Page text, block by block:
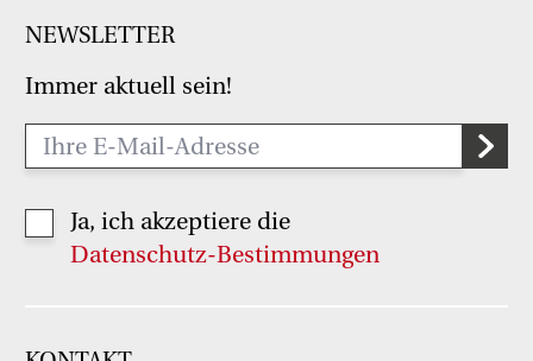
NEWSLETTER
Immer aktuell sein!
Ja, ich akzeptiere die
Datenschutz-Bestimmungen